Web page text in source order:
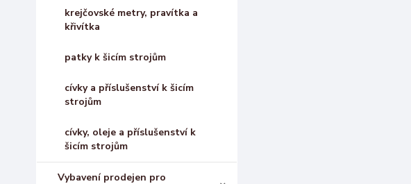
krejčovské metry, pravítka a
křivítka
patky k šicím strojům
cívky a příslušenství k šicím
strojům
cívky, oleje a příslušenství k
šicím strojům
Vybavení prodejen pro